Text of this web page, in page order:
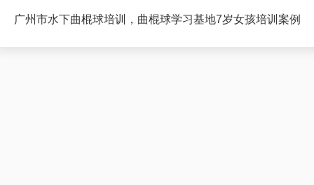
广州市水下曲棍球培训，曲棍球学习基地7岁女孩培训案例